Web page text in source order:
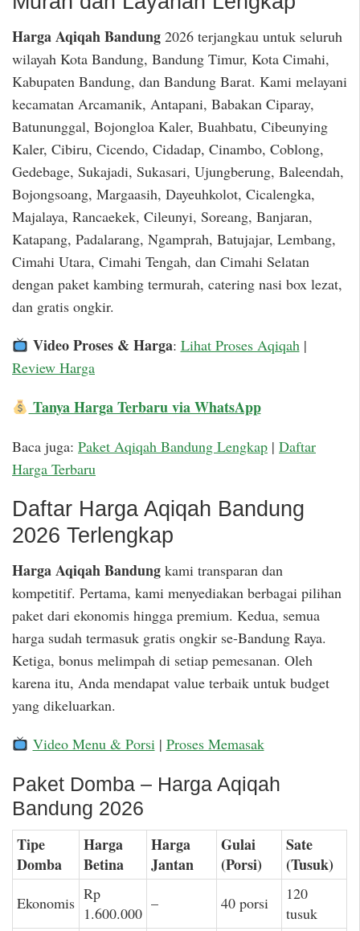
Harga Aqiqah Bandung 2026 terjangkau untuk seluruh
wilayah Kota Bandung, Bandung Timur, Kota Cimahi,
Kabupaten Bandung, dan Bandung Barat. Kami melayani
kecamatan Arcamanik, Antapani, Babakan Ciparay,
Batununggal, Bojongloa Kaler, Buahbatu, Cibeunying
Kaler, Cibiru, Cicendo, Cidadap, Cinambo, Coblong,
Gedebage, Sukajadi, Sukasari, Ujungberung, Baleendah,
Bojongsoang, Margaasih, Dayeuhkolot, Cicalengka,
Majalaya, Rancaekek, Cileunyi, Soreang, Banjaran,
Katapang, Padalarang, Ngamprah, Batujajar, Lembang,
Cimahi Utara, Cimahi Tengah, dan Cimahi Selatan
dengan paket kambing termurah, catering nasi box lezat,
dan gratis ongkir.
Video Proses & Harga: Lihat Proses Aqiqah|
Review Harga
Tanya Harga Terbaru via WhatsApp
Baca juga: Paket Aqiqah Bandung Lengkap | Daftar
Harga Terbaru
Daftar Harga Aqiqah Bandung
2026 Terlengkap
Harga Aqiqah Bandung kami transparan dan
kompetitif. Pertama, kami menyediakan berbagai pilihan
paket dari ekonomis hingga premium. Kedua, semua
harga sudah termasuk gratis ongkir se-Bandung Raya.
Ketiga, bonus melimpah di setiap pemesanan. Oleh
karena itu, Anda mendapat value terbaik untuk budget
yang dikeluarkan.
Video Menu & Porsi| Proses Memasak
Paket Domba – Harga Aqiqah
Bandung 2026
Tipe
Domba
Harga
Betina
Harga
Jantan
Gulai
(Porsi)
Sate
(Tusuk)
Ekonomis Rp
1.600.000
– 40 porsi
120
tusuk